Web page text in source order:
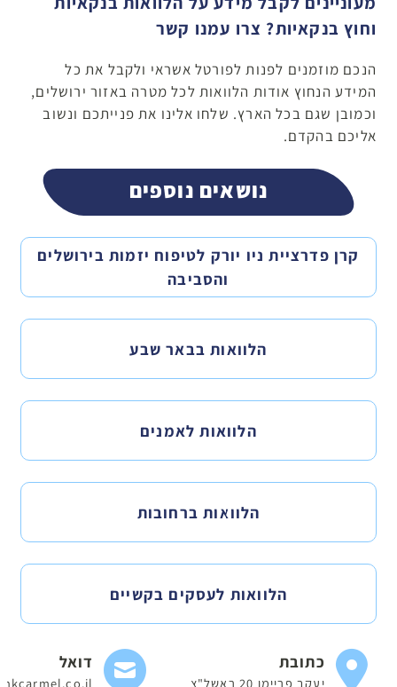
וחוץ בנקאיות? צרו עמנו קשר
הנכם מוזמנים לפנות לפורטל אשראי ולקבל את כל
המידע הנחוץ אודות הלוואות לכל מטרה באזור ירושלים,
וכמובן שגם בכל הארץ. שלחו אלינו את פנייתכם ונשוב
אליכם בהקדם.
נושאים נוספים
קרן פדרציית ניו יורק לטיפוח יזמות בירושלים
והסביבה
הלוואות בבאר שבע
הלוואות לאמנים
הלוואות ברחובות
הלוואות לעסקים בקשיים
כתובת
יעקב פריימן 20 ראשל"צ
דואל